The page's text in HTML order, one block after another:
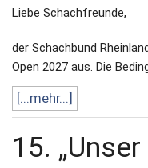
Liebe Schachfreunde,
der Schachbund
Open 2027 aus. Die
[...mehr...]
15.